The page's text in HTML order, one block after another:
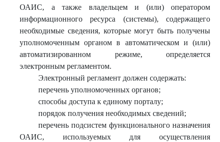
ОАИС, а также владельцем и (или) оператором
информационного ресурса (системы), содержащего
необходимые сведения, которые могут быть получены
уполномоченным органом в автоматическом и (или)
автоматизированном режиме, определяется
электронным регламентом.
Электронный регламент должен содержать:
перечень уполномоченных органов;
способы доступа к единому порталу;
порядок получения необходимых сведений;
перечень подсистем функционального назначения
ОАИС, используемых для осуществления